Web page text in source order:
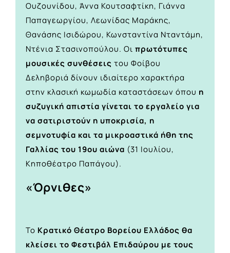
Ουζουνίδου, Άννα Κουτσαφτίκη, Γιάννα
Παπαγεωργίου, Λεωνίδας Μαράκης,
Θανάσης Ισιδώρου, Κωνσταντίνα Νταντάμη,
Ντένια Στασινοπούλου. Οι πρωτότυπες
μουσικές συνθέσεις του Φοίβου
Δεληβοριά δίνουν ιδιαίτερο χαρακτήρα
στην κλασική κωμωδία καταστάσεων όπου η
συζυγική απιστία γίνεται το εργαλείο για
να σατιριστούν η υποκρισία, η
σεμνοτυφία και τα μικροαστικά ήθη της
Γαλλίας του 19ου αιώνα (31 Ιουλίου,
Κηποθέατρο Παπάγου).
«Όρνιθες»
Το Κρατικό Θέατρο Βορείου Ελλάδος θα
κλείσει το Φεστιβάλ Επιδαύρου με τους